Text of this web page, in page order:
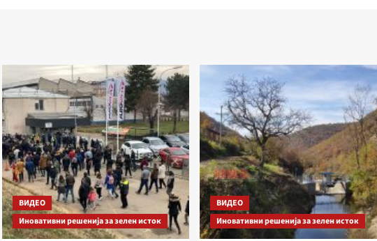
ВИДЕО
Иновативни решенија за зелен исток
ВИДЕО
Иновативни решенија за зелен исток